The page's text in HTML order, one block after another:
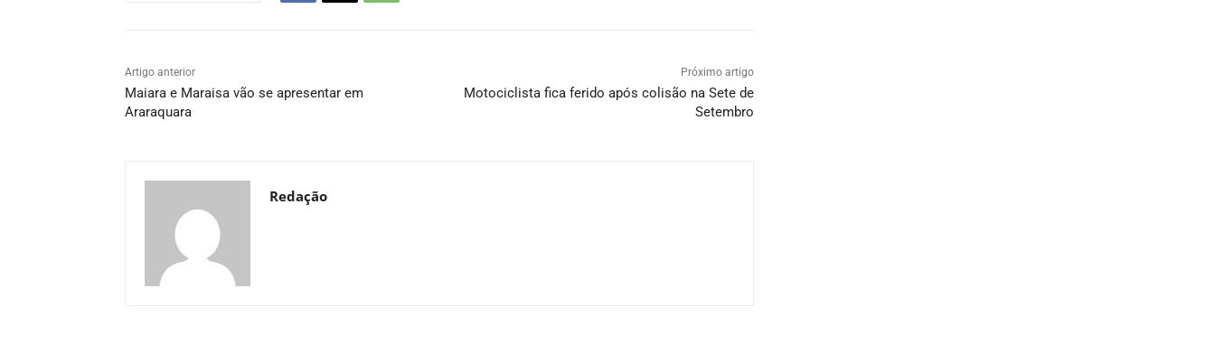
Artigo anterior
Maiara e Maraisa vão se apresentar em
Araraquara
Próximo artigo
Motociclista fica ferido após colisão na Sete de
Setembro
Redação